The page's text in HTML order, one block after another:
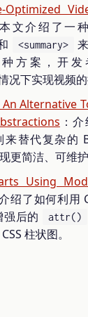
Optimized
本文介绍了一
<summary>
方案，开
况下实现视频的
An Alternative
：
来替代复杂的
更简洁、可维
Using
绍了如何利用
强后的 attr()
柱状图。